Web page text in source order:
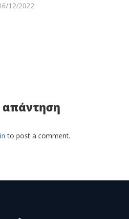
12/2022
απάντηση
to post a comment.